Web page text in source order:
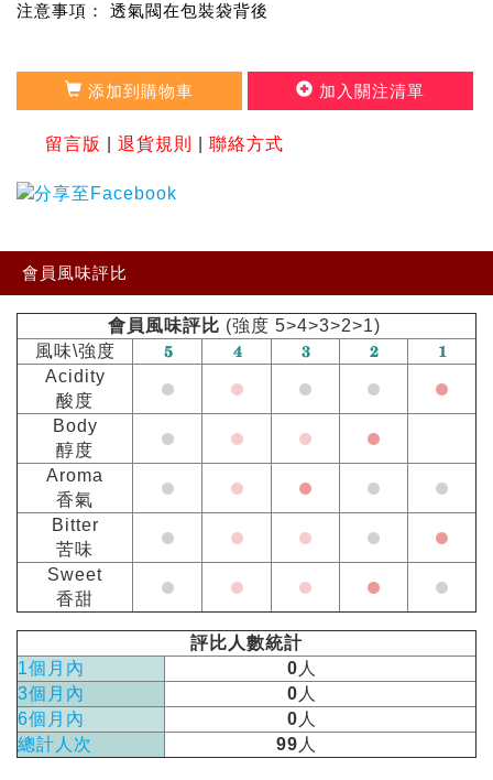
注意事項： 透氣閥在包裝袋背後
添加到購物車 加入關注清單
留言版 退貨規則 聯絡方式
會員風味評比
會員風味評比 (強度 5>4>3>2>1)
風味\強度
Acidity
酸度
Body
醇度
Aroma
香氣
Bitter
苦味
Sweet
香甜
評比人數統計
1個月內
0 人
3個月內
0 人
6個月內
0 人
總計人次
99 人